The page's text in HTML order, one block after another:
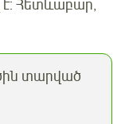
է: Հետևաբար,
տարված